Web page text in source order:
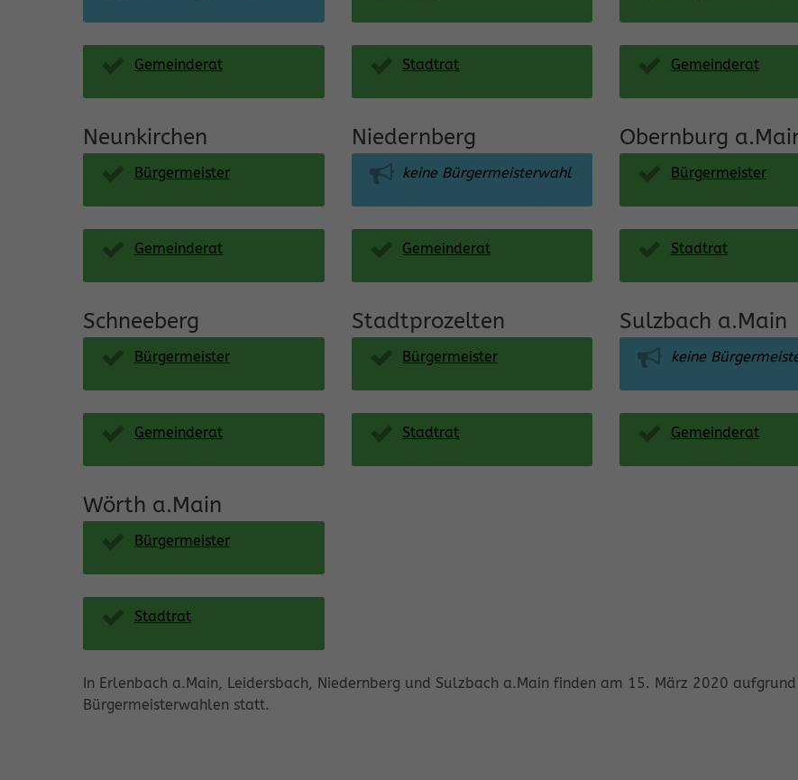
Gemeinderat Stadtrat Gemeinderat
Neunkirchen
Bürgermeister
Gemeinderat
Niedernberg
keine Bürgermeisterwahl
Gemeinderat
Obernburg
Bürgermeister
Stadtrat
Schneeberg
Bürgermeister
Gemeinderat
Stadtprozelten
Bürgermeister
Stadtrat
Sulzbach a.Main
keine
Gemeinderat
Wörth a.Main
Bürgermeister
Stadtrat
In Erlenbach a.Main, Leidersbach, Niedernberg und Sulzbach a.Main finden am 15. März 2020 aufgrund
Bürgermeisterwahlen statt.